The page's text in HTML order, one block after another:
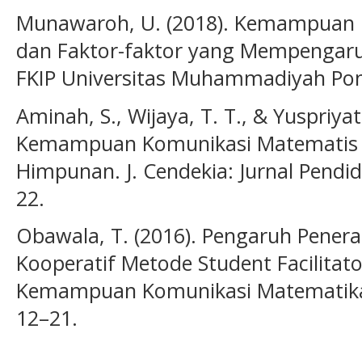
Munawaroh, U. (2018).
dan Faktor-faktor yang
FKIP Universitas Muhammadiyah
Aminah, S., Wijaya, T. T., &
Kemampuan Komunikasi Matematis
Himpunan. J. Cendekia: Jurnal
22.
Obawala, T. (2016). Pengaruh
Kooperatif Metode Student
Kemampuan Komunikasi
12–21.